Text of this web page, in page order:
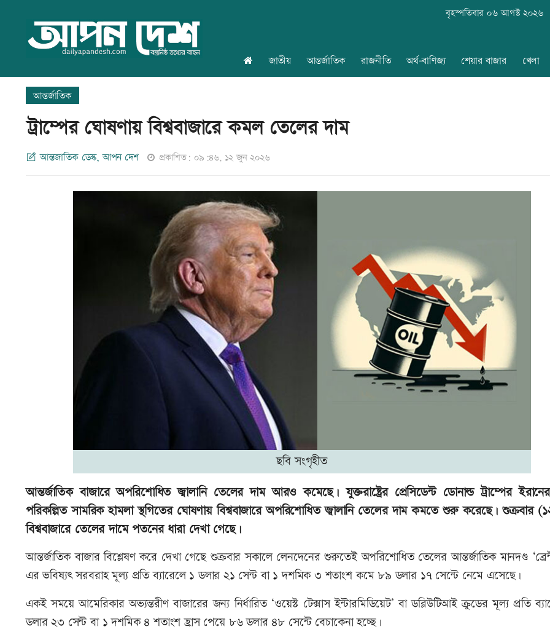
বৃহস্পতিবার ০৬ আগস্ট ২০২৬
জাতীয় আন্তর্জাতিক রাজনীতি অর্থ-বাণিজ্য শেয়ার বাজার খেলা
আন্তর্জাতিক
ট্রাম্পের ঘোষণায় বিশ্ববাজারে কমল তেলের দাম
আন্তজাতিক ডেস্ক, আপন দেশ প্রকাশিত: ০৯:৪৬, ১২ জুন ২০২৬
ছবি সংগৃহীত
আন্তর্জাতিক বাজারে অপরিশোধিত জ্বালানি তেলের দাম আরও কমেছে। যুক্তরাষ্ট্রের প্রেসিডেন্ট ডোনাল্ড ট্রাম্পের
পরিকল্পিত সামরিক হামলা স্থগিতের ঘোষণায় বিশ্ববাজারে অপরিশোধিত জ্বালানি তেলের দাম কমতে শুরু করেছে। শুক্রবার
বিশ্ববাজারে তেলের দামে পতনের ধারা দেখা গেছে।
আন্তর্জাতিক বাজার বিশ্লেষণ করে দেখা গেছে শুক্রবার সকালে লেনদেনের শুরুতেই অপরিশোধিত তেলের আন্তর্জাতিক মানদণ্ড
এর ভবিষ্যৎ সরবরাহ মূল্য প্রতি ব্যারেলে ১ ডলার ২১ সেন্ট বা ১ দশমিক ৩ শতাংশ কমে ৮৯ ডলার ১৭ সেন্টে নেমে এসেছে।
একই সময়ে আমেরিকার অভ্যন্তরীণ বাজারের জন্য নির্ধারিত ‘ওয়েস্ট টেক্সাস ইন্টারমিডিয়েট’ বা ডব্লিউটিআই ক্রুডের মূল্য প্রতি
ডলার ২৩ সেন্ট বা ১ দশমিক ৪ শতাংশ হ্রাস পেয়ে ৮৬ ডলার ৪৮ সেন্টে বেচাকেনা হচ্ছে।